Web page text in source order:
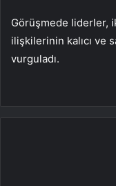
Görüşmede liderler,
ilişkilerinin kalıcı ve
vurguladı.